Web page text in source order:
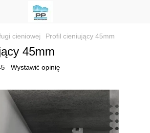
cieniowej Profil cieniujący 45mm
45mm
Wystawić opinię